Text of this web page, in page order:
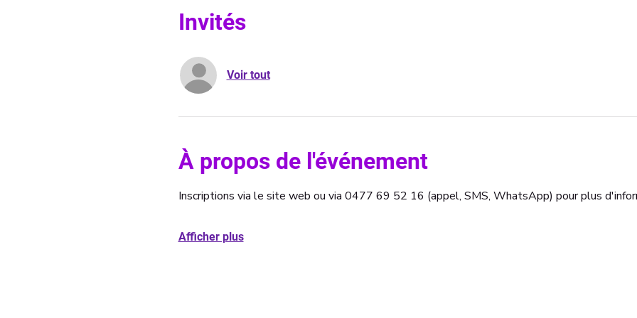
Invités
Voir tout
À propos de l'événement
Inscriptions via le site web ou via 0477 69 52 16 (appel, SMS, WhatsApp) pour plus
Afficher plus